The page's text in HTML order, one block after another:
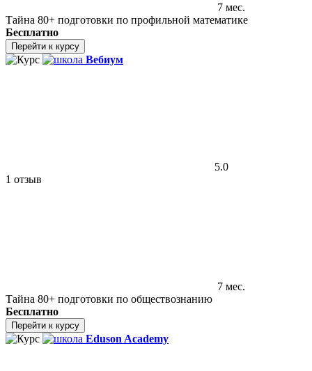
7 мес.
Тайна 80+ подготовки по профильной математике
Бесплатно
Перейти к курсу
Вебиум
5.0
1 отзыв
7 мес.
Тайна 80+ подготовки по обществознанию
Бесплатно
Перейти к курсу
Eduson Academy